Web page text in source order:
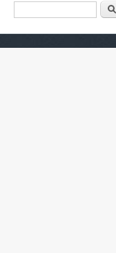
検索フォーム